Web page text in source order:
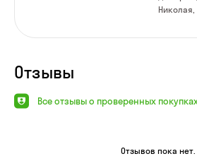
Отзывы
Все отзывы о проверенных
Отзывов пока нет.